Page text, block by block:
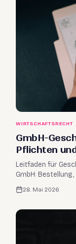
WIRTSCHAFTSRECHT
GmbH-
Pflichten
Leitfaden für
GmbH:
zentrale Pflichten
28. Mai 2026